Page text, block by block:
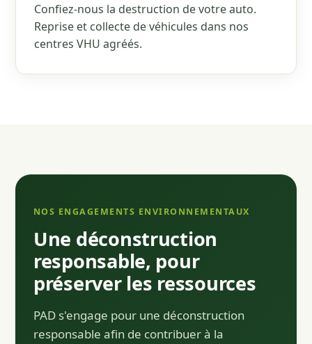
Confiez-nous la destruction de votre auto.
Reprise et collecte de véhicules dans nos
centres VHU agréés.
NOS ENGAGEMENTS ENVIRONNEMENTAUX
Une déconstruction
responsable, pour
préserver les ressources
PAD s'engage pour une déconstruction
responsable afin de contribuer à la